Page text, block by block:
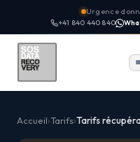
Urgence
+41 840 440 840
Accueil Tarifs Tarifs